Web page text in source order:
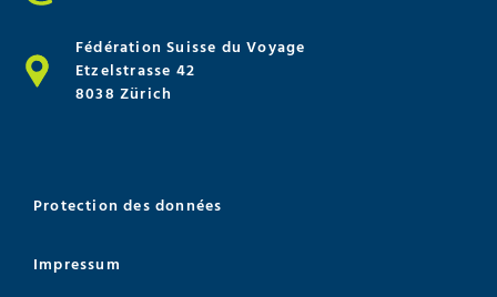
Fédération Suisse du Voyage
Etzelstrasse 42
8038 Zürich
Protection des données
Impressum